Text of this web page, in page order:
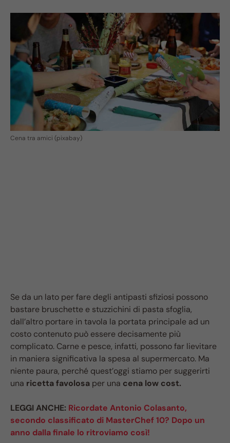
Cena tra amici (pixabay)
Se da un lato per fare degli antipasti sfiziosi possono
bastare bruschette e stuzzichini di pasta sfoglia,
dall’altro portare in tavola la portata principale ad un
costo contenuto può essere decisamente più
complicato. Carne e pesce, infatti, possono far lievitare
in maniera significativa la spesa al supermercato. Ma
niente paura, perché quest’oggi stiamo per suggerirti
una ricetta favolosa per una cena low cost.
LEGGI ANCHE: Ricordate Antonio Colasanto,
secondo classificato di MasterChef 10? Dopo un
anno dalla finale lo ritroviamo così!